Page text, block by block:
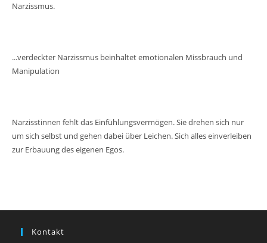
Narzissmus.
...verdeckter Narzissmus beinhaltet emotionalen Missbrauch und
Manipulation
Narzisstinnen fehlt das Einfühlungsvermögen. Sie drehen sich nur
um sich selbst und gehen dabei über Leichen. Sich alles einverleiben
zur Erbauung des eigenen Egos.
Kontakt